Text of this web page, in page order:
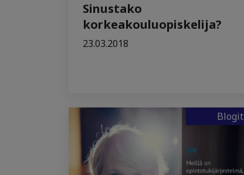
Sinustako
korkeakouluopiskelija?
23.03.2018
Blogit